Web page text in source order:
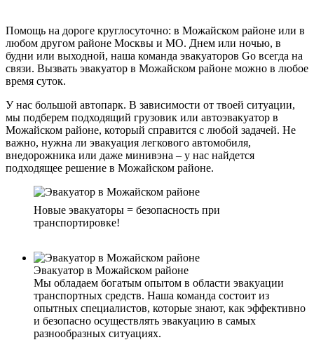
Помощь на дороге круглосуточно: в Можайском районе или в
любом другом районе Москвы и МО. Днем или ночью, в
будни или выходной, наша команда эвакуаторов Go всегда на
связи. Вызвать эвакуатор в Можайском районе можно в любое
время суток.
У нас большой автопарк. В зависимости от твоей ситуации,
мы подберем подходящий грузовик или автоэвакуатор в
Можайском районе, который справится с любой задачей. Не
важно, нужна ли эвакуация легкового автомобиля,
внедорожника или даже минивэна – у нас найдется
подходящее решение в Можайском районе.
Новые эвакуаторы = безопасность при
транспортировке!
Эвакуатор в Можайском районе
Мы обладаем богатым опытом в области эвакуации
транспортных средств. Наша команда состоит из
опытных специалистов, которые знают, как эффективно
и безопасно осуществлять эвакуацию в самых
разнообразных ситуациях.